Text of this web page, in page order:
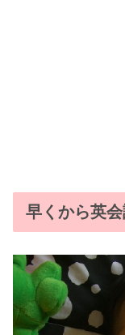
早くから英